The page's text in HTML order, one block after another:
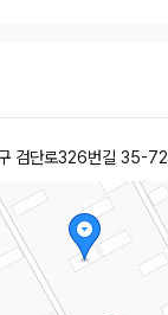
검단로326번길 35-72